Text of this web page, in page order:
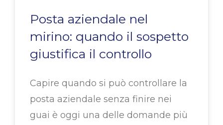
Posta aziendale nel
mirino: quando il sospetto
giustifica il controllo
Capire quando si può controllare la
posta aziendale senza finire nei
guai è oggi una delle domande più